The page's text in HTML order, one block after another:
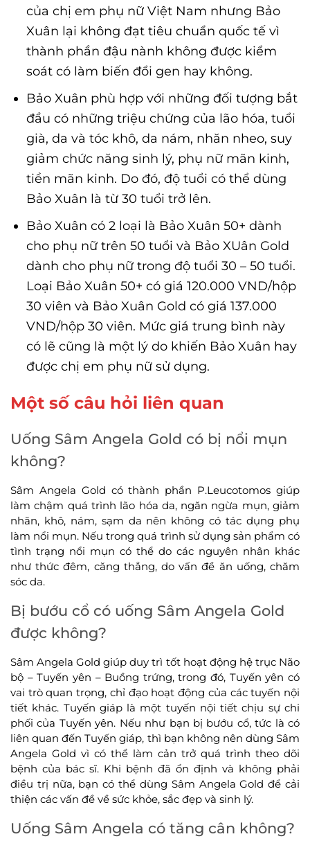
của chị em phụ nữ Việt Nam nhưng Bảo
Xuân lại không đạt tiêu chuẩn quốc tế vì
thành phần đậu nành không được kiểm
soát có làm biến đổi gen hay không.
Bảo Xuân phù hợp với những đối tượng bắt
đầu có những triệu chứng của lão hóa, tuổi
già, da và tóc khô, da nám, nhăn nheo, suy
giảm chức năng sinh lý, phụ nữ mãn kinh,
tiền mãn kinh. Do đó, độ tuổi có thể dùng
Bảo Xuân là từ 30 tuổi trở lên.
Bảo Xuân có 2 loại là Bảo Xuân 50+ dành
cho phụ nữ trên 50 tuổi và Bảo XUân Gold
dành cho phụ nữ trong độ tuổi 30 – 50 tuổi.
Loại Bảo Xuân 50+ có giá 120.000 VND/hộp
30 viên và Bảo Xuân Gold có giá 137.000
VND/hộp 30 viên. Mức giá trung bình này
có lẽ cũng là một lý do khiến Bảo Xuân hay
được chị em phụ nữ sử dụng.
Một số câu hỏi liên quan
Uống Sâm Angela Gold có bị nổi mụn
không?
Sâm Angela Gold có thành phần P.Leucotomos giúp
làm chậm quá trình lão hóa da, ngăn ngừa mụn, giảm
nhăn, khô, nám, sạm da nên không có tác dụng phụ
làm nổi mụn. Nếu trong quá trình sử dụng sản phẩm có
tình trạng nổi mụn có thể do các nguyên nhân khác
như thức đêm, căng thẳng, do vấn đề ăn uống, chăm
sóc da.
Bị bướu cổ có uống Sâm Angela Gold
được không?
Sâm Angela Gold giúp duy trì tốt hoạt động hệ trục Não
bộ – Tuyến yên – Buồng trứng, trong đó, Tuyến yên có
vai trò quan trọng, chỉ đạo hoạt động của các tuyến nội
tiết khác. Tuyến giáp là một tuyến nội tiết chịu sự chi
phối của Tuyến yên. Nếu như bạn bị bướu cổ, tức là có
liên quan đến Tuyến giáp, thì bạn không nên dùng Sâm
Angela Gold vì có thể làm cản trở quá trình theo dõi
bệnh của bác sĩ. Khi bệnh đã ổn định và không phải
điều trị nữa, bạn có thể dùng Sâm Angela Gold để cải
thiện các vấn đề về sức khỏe, sắc đẹp và sinh lý.
Uống Sâm Angela có tăng cân không?